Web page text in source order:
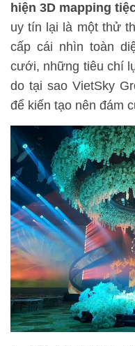
hiện 3D mapping
uy tín lại là một thử
cấp cái nhìn toàn
cưới, những tiêu chí
do tại sao VietSky
để kiến tạo nên đám